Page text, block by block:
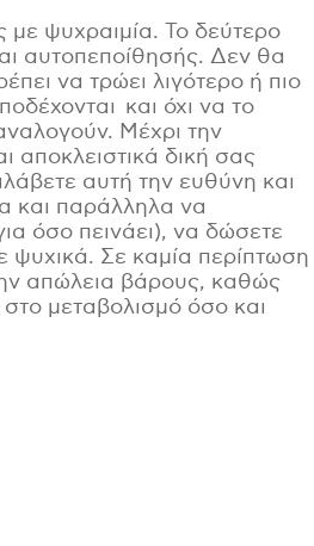
ψυχραιμία. Το δεύτερο
αυτοπεποίθησής. Δεν θα
να τρώει λιγότερο ή πιο
και όχι να το
Μέχρι την
αποκλειστικά δική σας
αυτή την ευθύνη και
και παράλληλα να
όσο πεινάει), να δώσετε
ψυχικά. Σε καμία περίπτωση
απώλεια βάρους, καθώς
μεταβολισμό όσο και